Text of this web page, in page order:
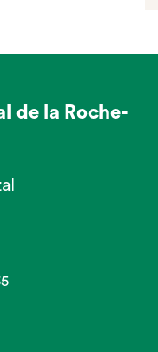
de la Roche-